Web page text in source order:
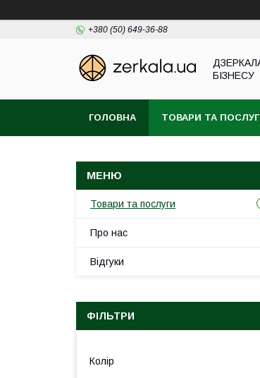
+380 (50) 649-36-88
БІЗНЕСУ
ГОЛОВНА ТОВАРИ ТА
Товари та послуги
Про нас
Відгуки
ФІЛЬТРИ
Колір